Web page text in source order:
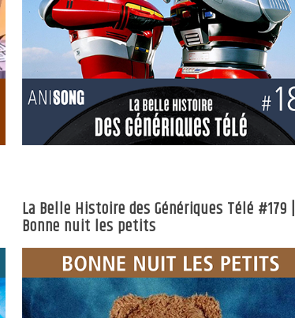
La Belle Histoire des Génériques Télé #179 |
Bonne nuit les petits